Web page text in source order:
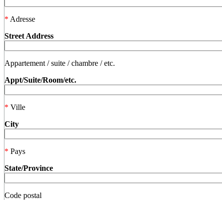
* Adresse
Street Address
Appartement / suite / chambre / etc.
Appt/Suite/Room/etc.
* Ville
City
* Pays
State/Province
Code postal